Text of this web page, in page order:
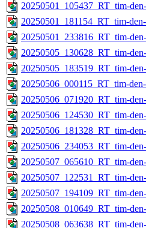
20250501_105437_RT_tim-
20250501_181154_RT_tim-
20250501_233816_RT_tim-
20250505_130628_RT_tim-
20250505_183519_RT_tim-
20250506_000115_RT_tim-
20250506_071920_RT_tim-
20250506_124530_RT_tim-
20250506_181328_RT_tim-
20250506_234053_RT_tim-
20250507_065610_RT_tim-
20250507_122531_RT_tim-
20250507_194109_RT_tim-
20250508_010649_RT_tim-
20250508_063638_RT_tim-